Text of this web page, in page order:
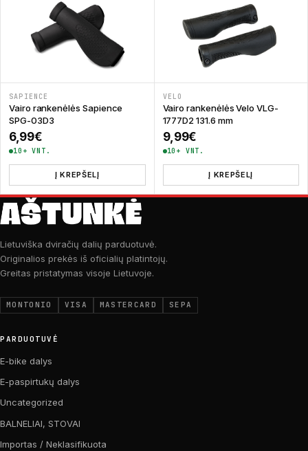
SAPIENCE
Vairo rankenėlės Sapience
SPG-03D3
6,99€
10+ VNT.
Į KREPŠELĮ
VELO
Vairo rankenėlės Velo VLG-
1777D2 131.6 mm
9,99€
10+ VNT.
Į KREPŠELĮ
Lietuviška dviračių dalių parduotuvė.
Originalios prekės iš oficialių platintojų.
Greitas pristatymas visoje Lietuvoje.
MONTONIO VISA MASTERCARD SEPA
PARDUOTUVĖ
E-bike dalys
E-paspirtukų dalys
Uncategorized
BALNELIAI, STOVAI
Importas / Neklasifikuota